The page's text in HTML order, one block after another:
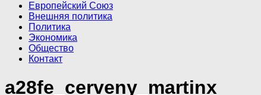
Европейский Союз
Внешняя политика
Политика
Экономика
Общество
Контакт
a28fe_cerveny_martinx